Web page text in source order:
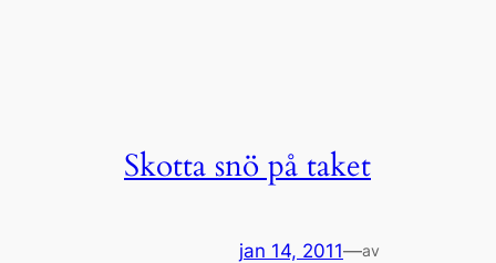
Skotta snö på taket
jan 14, 2011—av